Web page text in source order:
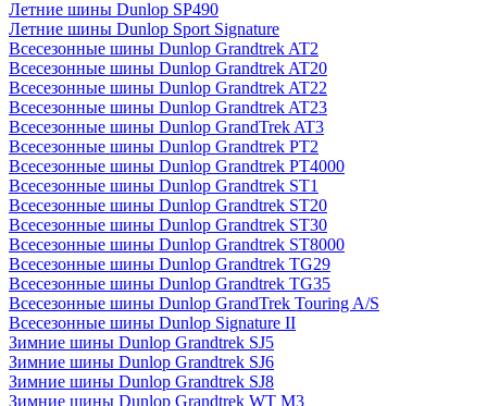
Летние шины Dunlop SP490
Летние шины Dunlop Sport Signature
Всесезонные шины Dunlop Grandtrek AT2
Всесезонные шины Dunlop Grandtrek AT20
Всесезонные шины Dunlop Grandtrek AT22
Всесезонные шины Dunlop Grandtrek AT23
Всесезонные шины Dunlop GrandTrek AT3
Всесезонные шины Dunlop Grandtrek PT2
Всесезонные шины Dunlop Grandtrek PT4000
Всесезонные шины Dunlop Grandtrek ST1
Всесезонные шины Dunlop Grandtrek ST20
Всесезонные шины Dunlop Grandtrek ST30
Всесезонные шины Dunlop Grandtrek ST8000
Всесезонные шины Dunlop Grandtrek TG29
Всесезонные шины Dunlop Grandtrek TG35
Всесезонные шины Dunlop GrandTrek Touring A/S
Всесезонные шины Dunlop Signature II
Зимние шины Dunlop Grandtrek SJ5
Зимние шины Dunlop Grandtrek SJ6
Зимние шины Dunlop Grandtrek SJ8
Зимние шины Dunlop Grandtrek WT M3